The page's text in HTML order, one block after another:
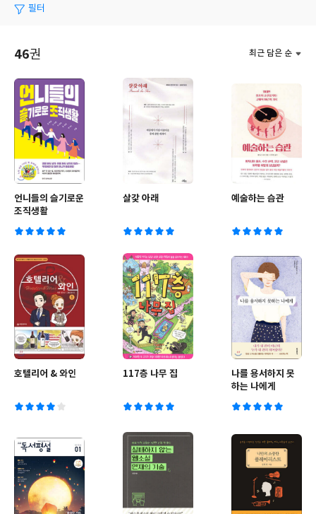
필터
최근 담은 순
46권
언니들의 슬기로운
조직생활
살갗 아래 예술하는 습관
호텔리어 & 와인 117층 나무 집
나를 용서하지 못
하는 나에게